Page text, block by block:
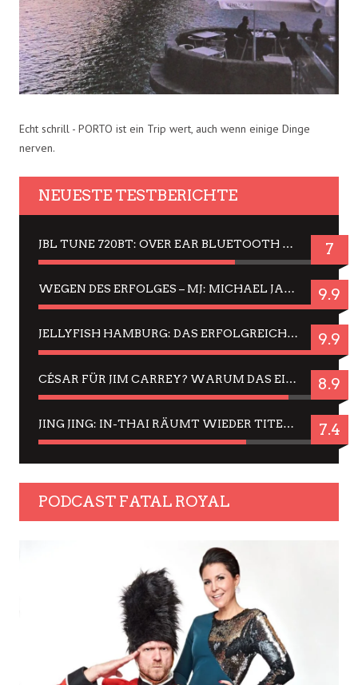
Echt schrill - PORTO ist ein Trip wert, auch wenn einige Dinge
nerven.
NEUESTE TESTBERICHTE
JBL TUNE 720BT: OVER EAR BLUETOOTH KOPFHÖRER UM DIE 50,-€ IM DAUER-TEST 7
WEGEN DES ERFOLGES – MJ: MICHAEL JACKSON MUSICAL IN EINER MATINEE SEHEN 9.9
JELLYFISH HAMBURG: DAS ERFOLGREICHE SOMMER-MENÜ 2025 IN GEFÜHLEN UND BILDERN 9.9
CÉSAR FÜR JIM CARREY? WARUM DAS EINER DER NERVIGSTEN ACTORS IST UND BLEIBT 8.9
JING JING: IN-THAI RÄUMT WIEDER TITEL AB – EIN ZWEI-STUNDEN-ERLEBNISBERICHT 7.4
PODCAST FATAL ROYAL